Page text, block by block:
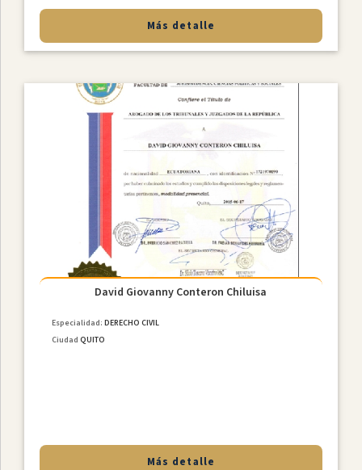
Más detalle
David Giovanny Conteron Chiluisa
Especialidad:DERECHO CIVIL
Ciudad QUITO
Más detalle